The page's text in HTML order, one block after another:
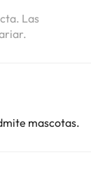
Las
mascotas.